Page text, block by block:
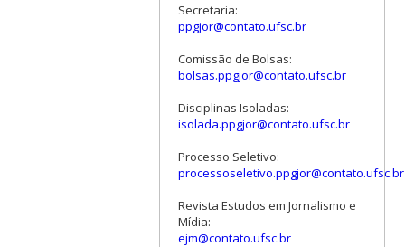
Secretaria:
ppgjor@contato.ufsc.br
Comissão de Bolsas:
bolsas.ppgjor@contato.ufsc.br
Disciplinas Isoladas:
isolada.ppgjor@contato.ufsc.br
Processo Seletivo:
processoseletivo.ppgjor@contato.ufsc.br
Revista Estudos em Jornalismo e
Mídia:
ejm@contato.ufsc.br